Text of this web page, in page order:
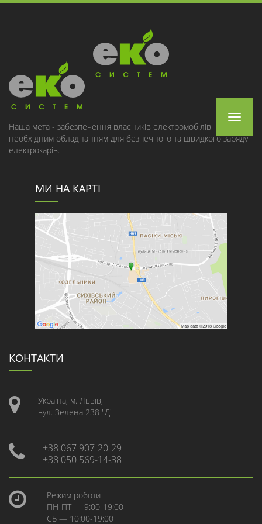
Toggle
Наша мета - забезпечення власників електромобілів
необхідним обладнанням для безпечного та швидкого заряду
електрокарів.
МИ НА КАРТІ
КОНТАКТИ
Україна, м. Львів,
вул. Зелена 238 "Д"
+38 067 907-20-29
+38 050 569-14-38
Режим роботи
ПН-ПТ — 9:00-19:00
СБ — 10:00-19:00